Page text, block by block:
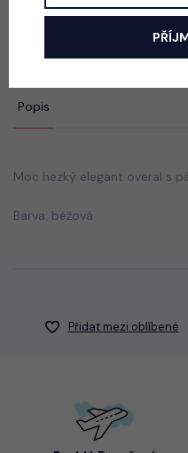
skladem
Popis
Moc hezký elegant overal s
Barva: béžová
Přidat mezi oblíbené